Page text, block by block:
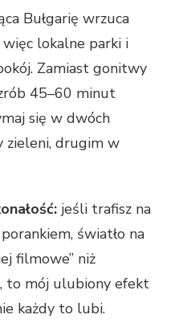
Bułgarię wrzuca
lokalne parki i
Zamiast gonitwy
45–60 minut
się w dwóch
zieleni, drugim w
jeśli trafisz na
światło na
filmowe” niż
to mój ulubiony efekt
każdy to lubi.